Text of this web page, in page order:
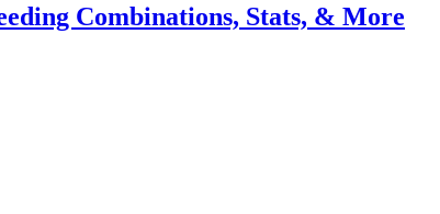
Combinations, Stats, & More